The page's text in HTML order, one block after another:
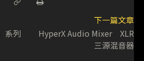
系列
下一篇文章
HyperX Audio Mixer XLR
三源混音器